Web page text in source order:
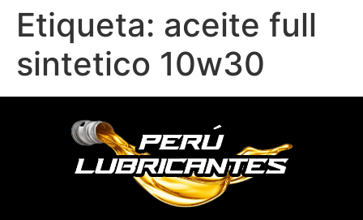
Etiqueta: aceite full
sintetico 10w30